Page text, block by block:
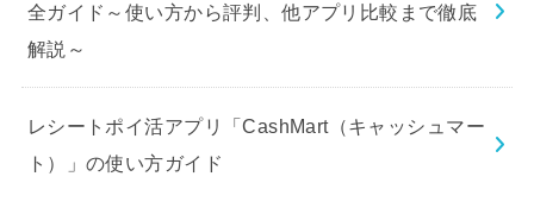
全ガイド～使い方から評判、他アプリ比較まで徹底
解説～
レシートポイ活アプリ「CashMart（キャッシュマー
ト）」の使い方ガイド